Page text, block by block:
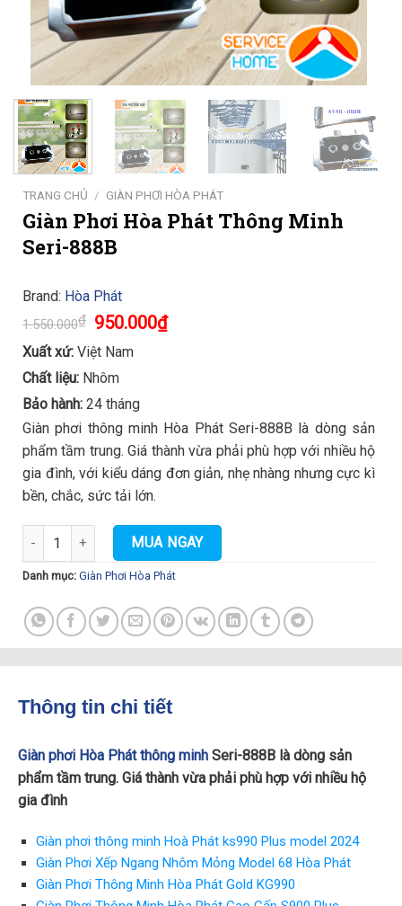
TRANG CHỦ / GIÀN PHƠI HÒA PHÁT
Giàn Phơi Hòa Phát Thông Minh
Seri-888B
Brand: Hòa Phát
1.550.000₫ Original
price
was:
1.550.000₫.
950.000₫Current
price
Xuất xứ: Việt Nam
Chất liệu: Nhôm
Bảo hành: 24 tháng
Giàn phơi thông minh Hòa Phát Seri-888B là dòng sản
phẩm tầm trung. Giá thành vừa phải phù hợp với nhiều hộ
gia đình, với kiểu dáng đơn giản, nhẹ nhàng nhưng cực kì
bền, chắc, sức tải lớn.
Giàn Phơi Hòa Phát Thông Minh Seri-888B số lượng
MUA NGAY
Danh mục: Giàn Phơi Hòa Phát
Thông tin chi tiết
Giàn phơi Hòa Phát thông minh Seri-888B là dòng sản
phẩm tầm trung. Giá thành vừa phải phù hợp với nhiều hộ
gia đình
Giàn phơi thông minh Hoà Phát ks990 Plus model 2024
Giàn Phơi Xếp Ngang Nhôm Mỏng Model 68 Hòa Phát
Giàn Phơi Thông Minh Hòa Phát Gold KG990